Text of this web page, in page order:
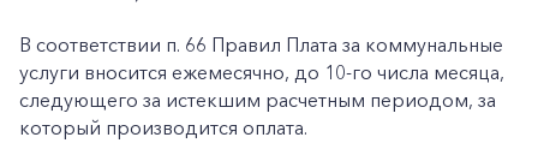
В соответствии п. 66 Правил Плата за коммунальные
услуги вносится ежемесячно, до 10-го числа месяца,
следующего за истекшим расчетным периодом, за
который производится оплата.